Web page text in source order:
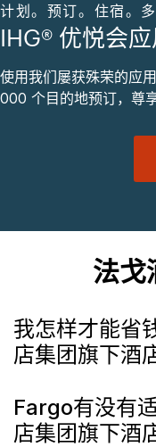
计划。预订。住宿。多
IHG® 优悦会
使用我们屡获殊荣的应
000 个目的地预订，尊
法戈
我怎样才能省
店集团旗下酒
Fargo有没有
店集团旗下酒